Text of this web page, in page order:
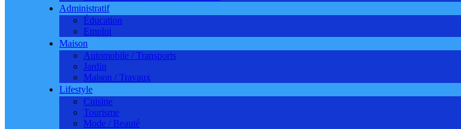
Administratif
Éducation
Emploi
Maison
Automobile / Transports
Jardin
Maison / Travaux
Lifestyle
Cuisine
Tourisme
Mode / Beauté